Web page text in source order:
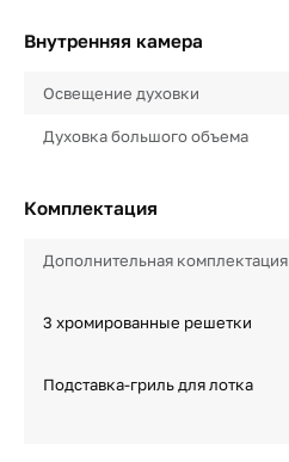
Внутренняя камера
Освещение духовки
Духовка большого объема
Комплектация
Дополнительная комплектация
3 хромированные решетки
Подставка-гриль для лотка